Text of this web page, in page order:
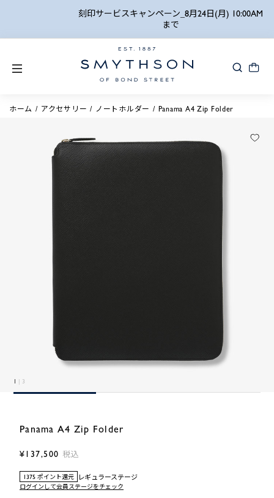
刻印サービスキャンペーン_8月24日(月) 10:00AM
ホーム アクセサリー ノートホルダー Panama A4 Zip Folder
1 | 3
Panama A4 Zip Folder
¥137,500 税込
1375 ポイント還元 レギュラーステージ
ログインして会員ステージをチェック